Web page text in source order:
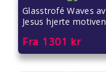
Gaver til lærere
Gaver til mamma
Glasstrofé Waves av
Jesus hjerte motiven
Fra 1301 kr